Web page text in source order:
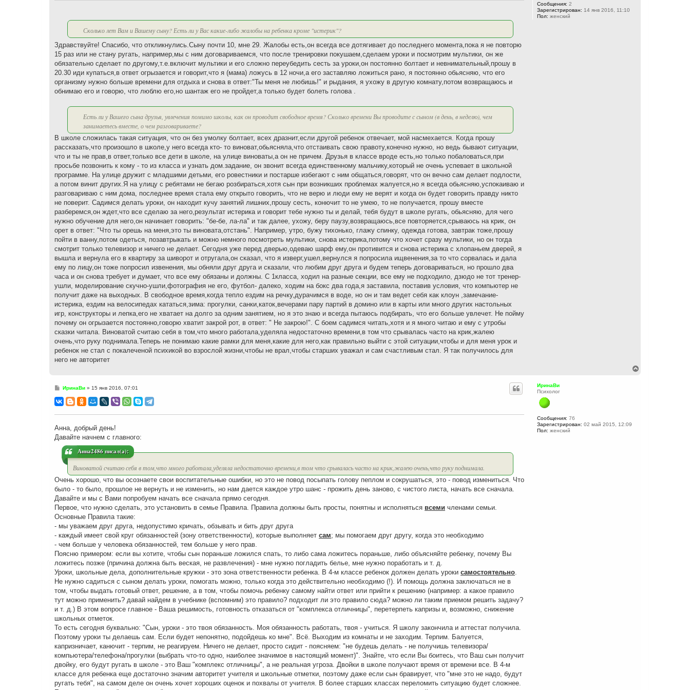
Сообщения: 2
Зарегистрирован: 14 янв 2016, 11:10
Пол: женский
Сколько лет Вам и Вашему сыну? Есть ли у Вас какие-либо жалобы на ребенка кроме "истерик"?
Здравствуйте! Спасибо, что откликнулись.Сыну почти 10, мне 29. Жалобы есть,он всегда все дотягивает до последнего момента,пока я не повторю
15 раз или не стану ругать, например,мы с ним договариваемся, что после тренировки покушаем,сделаем уроки и посмотрим мультики, он же
обязательно сделает по другому,т.е.включит мультики и его сложно переубедить сесть за уроки,он постоянно болтает и невнимательный,прошу в
20.30 иди купаться,в ответ огрызается и говорит,что я (мама) ложусь в 12 ночи,а его заставляю ложиться рано, я постоянно обьясняю, что его
организму нужно больше времени для отдыха и снова в ответ:"Ты меня не любишь!" и рыдания, я ухожу в другую комнату,потом возвращаюсь и
обнимаю его и говорю, что люблю его,но шантаж его не пройдет,а только будет болеть голова .
Есть ли у Вашего сына друзья, увлечения помимо школы, как он проводит свободное время? Сколько времени Вы проводите с сыном (в день, в неделю), чем
занимаетесь вместе, о чем разговариваете?
В школе сложилась такая ситуация, что он без умолку болтает, всех дразнит,если другой ребенок отвечает, мой насмехается. Когда прошу
рассказать,что произошло в школе,у него всегда кто- то виноват,обьясняла,что отстаивать свою правоту,конечно нужно, но ведь бывают ситуации,
что и ты не прав,в ответ,только все дети в школе, на улице виноваты,а он не причем. Друзья в классе вроде есть,но только побаловаться,при
просьбе позвонить к кому - то из класса и узнать дом.задание, он звонит всегда единственному мальчику,который не очень успевает в школьной
программе. На улице дружит с младшими детьми, его ровестники и постарше избегают с ним общаться,говорят, что он вечно сам делает подлости,
а потом винит других.Я на улицу с ребятами не бегаю розбираться,хотя сын при возникших проблемах жалуется,но я всегда обьясняю,успокаиваю и
разговариваю с ним дома, последнее время стала ему открыто говорить, что не верю и люди ему не верят и когда он будет говорить правду никто
не поверит. Садимся делать уроки, он находит кучу занятий лишних,прошу сесть, конючит то не умею, то не получается, прошу вместе
разберемся,он ждет,что все сделаю за него,результат истерика и говорит тебе нужно ты и делай, тебя будут в школе ругать, обьясняю, для чего
нужно обучение для него,он начинает говорить: "бе-бе, ла-ла" и так далее, ухожу, беру паузу,возвращаюсь,все повторяется,срываюсь на крик, он
орет в ответ: "Что ты орешь на меня,это ты виновата,отстань". Например, утро, бужу тихонько, глажу спинку, одежда готова, завтрак тоже,прошу
пойти в ванну,потом одеться, позавтрыкать и можно немного посмотреть мультики, снова истерика,потому что хочет сразу мультики, но он тогда
смотрит только телевизор и ничего не делает. Сегодня уже перед дверью,одеваю шарф ему,он противится и снова истерика с хлопаньем дверей, я
вышла и вернула его в квартиру за шиворот и отругала,он сказал, что я изверг,ушел,вернулся я попросила ищвенения,за то что сорвалась и дала
ему по лицу,он тоже попросил извенения, мы обняли друг друга и сказали, что любим друг друга и будем теперь договариваться, но прошло два
часа и он снова требует и думает, что все ему обязаны и должны. С 1класса, ходил на разные секции, все ему не подходило, дзюдо не тот тренер-
ушли, моделирование скучно-ушли,фотография не его, футбол- далеко, ходим на бокс два года,я заставила, поставив условия, что компьютер не
получит даже на выходных. В свободное время,когда тепло ездим на речку,дурачимся в воде, но он и там ведет себя как клоун ,замечание-
истерика, ездим на велосипедах кататься,зима: прогулки, санки,каток,вечерами пару партий в домино или в карты или много других настольных
игр, конструкторы и лепка,его не хватает на долго за одним занятием, но я это знаю и всегда пытаюсь подбирать, что его больше увлечет. Не пойму
почему он огрызается постоянно,говорю хватит закрой рот, в ответ: " Не закрою!". С боем садимся читать,хотя и я много читаю и ему с утробы
сказки читала. Виноватой считаю себя в том,что много работала,уделяла недостаточно времени,в том что срывалась часто на крик,жалею
очень,что руку поднимала.Теперь не понимаю какие рамки для меня,какие для него,как правильно выйти с этой ситуации,чтобы и для меня урок и
ребенок не стал с покалеченой психикой во взрослой жизни,чтобы не врал,чтобы старших уважал и сам счастливым стал. Я так получилось для
него не авторитет
ИринаВи
Психолог
Сообщения: 76
Зарегистрирован: 02 май 2015, 12:09
Пол: женский
С
о
б
и
е
ИринаВи» 15 янв 2016, 07:01
Анна, добрый день!
Давайте начнем с главного:
Анна2486 писал(а):
Виноватой считаю себя в том,что много работала,уделяла недостаточно времени,в том что срывалась часто на крик,жалею очень,что руку поднимала.
Очень хорошо, что вы осознаете свои воспитательные ошибки, но это не повод посыпать голову пеплом и сокрушаться, это - повод измениться. Что
было - то было, прошлое не вернуть и не изменить, но нам дается каждое утро шанс - прожить день заново, с чистого листа, начать все сначала.
Давайте и мы с Вами попробуем начать все сначала прямо сегодня.
Первое, что нужно сделать, это установить в семье Правила. Правила должны быть просты, понятны и исполняться всеми членами семьи.
Основные Правила такие:
- мы уважаем друг друга, недопустимо кричать, обзывать и бить друг друга
- каждый имеет свой круг обязанностей (зону ответственности), которые выполняет сам; мы помогаем друг другу, когда это необходимо
- чем больше у человека обязанностей, тем больше у него прав.
Поясню примером: если вы хотите, чтобы сын пораньше ложился спать, то либо сама ложитесь пораньше, либо объясняйте ребенку, почему Вы
ложитесь позже (причина должна быть веская, не развлечения) - мне нужно погладить белье, мне нужно поработать и т. д.
Уроки, школьные дела, дополнительные кружки - это зона ответственности ребенка. В 4-м классе ребенок должен делать уроки самостоятельно.
Не нужно садиться с сыном делать уроки, помогать можно, только когда это действительно необходимо (!). И помощь должна заключаться не в
том, чтобы выдать готовый ответ, решение, а в том, чтобы помочь ребенку самому найти ответ или прийти к решению (например: а какое правило
тут можно применить? давай найдем в учебнике (вспомним) это правило? подходит ли это правило сюда? можно ли таким приемом решить задачу?
и т. д.) В этом вопросе главное - Ваша решимость, готовность отказаться от "комплекса отличницы", перетерпеть капризы и, возможно, снижение
школьных отметок.
То есть сегодня буквально: "Сын, уроки - это твоя обязанность. Моя обязанность работать, твоя - учиться. Я школу закончила и аттестат получила.
Поэтому уроки ты делаешь сам. Если будет непонятно, подойдешь ко мне". Всё. Выходим из комнаты и не заходим. Терпим. Балуется,
капризничает, канючит - терпим, не реагируем. Ничего не делает, просто сидит - поясняем: "не будешь делать - не получишь телевизора/
компьютера/телефона/прогулки (выбрать что-то одно, наиболее значимое в настоящий момент)". Знайте, что если Вы боитесь, что Ваш сын получит
двойку, его будут ругать в школе - это Ваш "комплекс отличницы", а не реальная угроза. Двойки в школе получают время от времени все. В 4-м
классе для ребенка еще достаточно значим авторитет учителя и школьные отметки, поэтому даже если сын бравирует, что "мне это не надо, будут
ругать тебя", на самом деле он очень хочет хороших оценок и похвалы от учителя. В более старших классах переломить ситуацию будет сложнее.